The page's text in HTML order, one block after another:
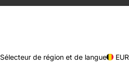
Sélecteur de région et de langue EUR